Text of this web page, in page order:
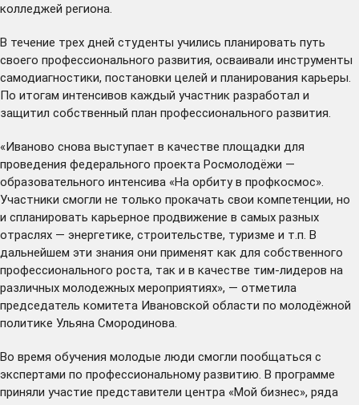
колледжей региона.
В течение трех дней студенты учились планировать путь
своего профессионального развития, осваивали инструменты
самодиагностики, постановки целей и планирования карьеры.
По итогам интенсивов каждый участник разработал и
защитил собственный план профессионального развития.
«Иваново снова выступает в качестве площадки для
проведения федерального проекта Росмолодёжи —
образовательного интенсива «На орбиту в профкосмос».
Участники смогли не только прокачать свои компетенции, но
и спланировать карьерное продвижение в самых разных
отраслях — энергетике, строительстве, туризме и т.п. В
дальнейшем эти знания они применят как для собственного
профессионального роста, так и в качестве тим-лидеров на
различных молодежных мероприятиях», — отметила
председатель комитета Ивановской области по молодёжной
политике Ульяна Смородинова.
Во время обучения молодые люди смогли пообщаться с
экспертами по профессиональному развитию. В программе
приняли участие представители центра «Мой бизнес», ряда